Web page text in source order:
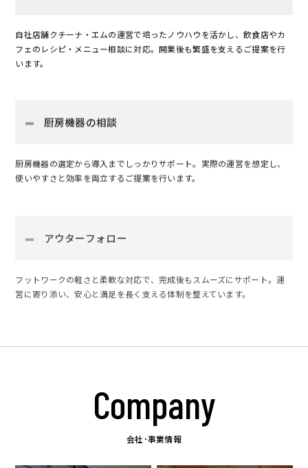
自社店舗クチーナ・エムの運営で培ったノウハウを活かし、飲食店やカ
フェのレシピ・メニュー相談に対応。開業後も繁盛を支えるご提案を行
います。
厨房機器の相談
厨房機器の選定から導入までしっかりサポート。実際の運営を想定し、
使いやすさと効率を両立するご提案を行います。
アウターフォロー
フットワークの軽さと柔軟な対応で、完成後もスムーズにサポート。運
営に寄り添い、安心と満足を長く支える体制を整えています。
Company
会社･事業情報